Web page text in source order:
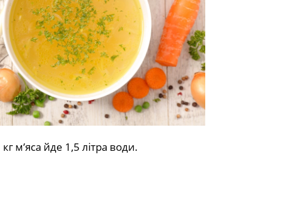
м’яса йде 1,5 літра води.